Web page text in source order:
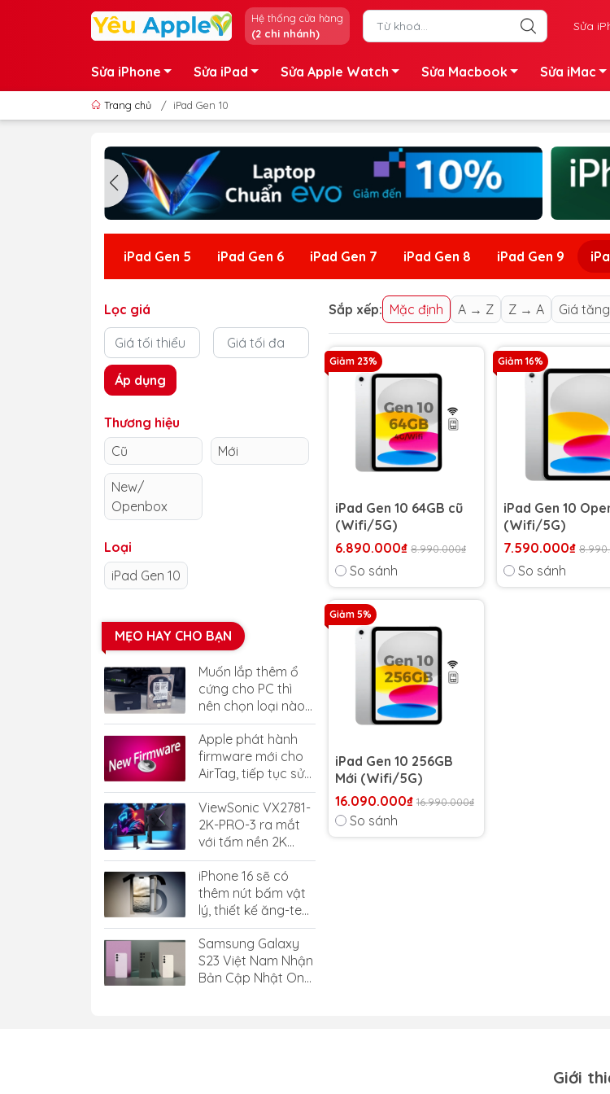
Hệ thống cửa hàng
(2 chi nhánh)
Sửa
Sửa iPhone Sửa iPad Sửa Apple Watch Sửa Macbook Sửa iMac
Trang chủ / iPad Gen 10
iPad Gen 5 iPad Gen 6 iPad Gen 7 iPad Gen 8 iPad Gen 9
Sắp xếp: Mặc định A → Z Z → A Giá
Giảm 23%
iPad Gen 10 64GB cũ
(Wifi/5G)
6.890.000₫ 8.990.000₫
So sánh
Giảm 16%
iPad Gen 10
(Wifi/5G)
7.590.000₫
So sánh
Giảm 5%
iPad Gen 10 256GB
Mới (Wifi/5G)
16.090.000₫ 16.990.000₫
So sánh
Lọc giá
Áp dụng
Thương hiệu
Cũ
Mới
New/
Openbox
Loại
iPad Gen 10
MẸO HAY CHO BẠN
Muốn lắp thêm ổ
cứng cho PC thì
nên chọn loại nào
tốt nhất?
Apple phát hành
firmware mới cho
AirTag, tiếp tục sửa
lỗi và cải thiện hiệu
năng
ViewSonic VX2781-
2K-PRO-3 ra mắt
với tấm nền 2K
240Hz, hiển thị 1.07
tỷ màu, giá 7.38
triệu đồng
iPhone 16 sẽ có
thêm nút bấm vật
lý, thiết kế ăng-ten
mmWave mới và
nút Action trạng
thái rắn
Samsung Galaxy
S23 Việt Nam Nhận
Bản Cập Nhật One
Giới